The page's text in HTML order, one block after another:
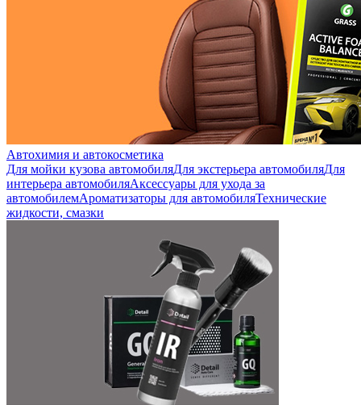
Автохимия и автокосметика
Для мойки кузова автомобиляДля экстерьера автомобиляДля
интерьера автомобиляАксессуары для ухода за
автомобилемАроматизаторы для автомобиляТехнические
жидкости, смазки